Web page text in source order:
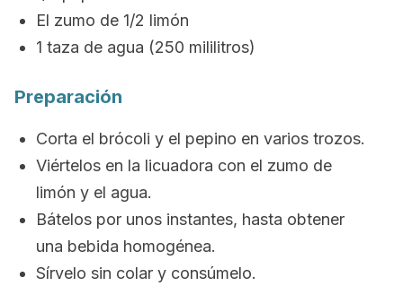
El zumo de 1/2 limón
1 taza de agua (250 mililitros)
Preparación
Corta el brócoli y el pepino en varios trozos.
Viértelos en la licuadora con el zumo de
limón y el agua.
Bátelos por unos instantes, hasta obtener
una bebida homogénea.
Sírvelo sin colar y consúmelo.